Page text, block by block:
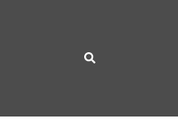
Suche